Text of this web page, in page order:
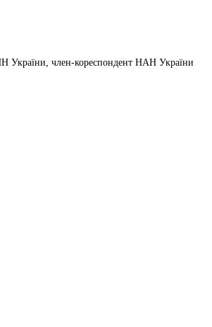
України, член-кореспондент НАН України